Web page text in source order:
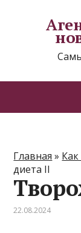
Главная »
диета II
22.08.2024